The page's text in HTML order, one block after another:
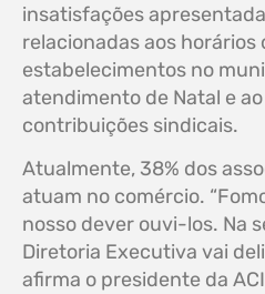
insatisfações
relacionadas aos
estabelecimentos no
atendimento de Natal e
contribuições sindicais.
Atualmente, 38% dos
atuam no comércio.
nosso dever ouvi-los. Na
Diretoria Executiva vai
afirma o presidente da